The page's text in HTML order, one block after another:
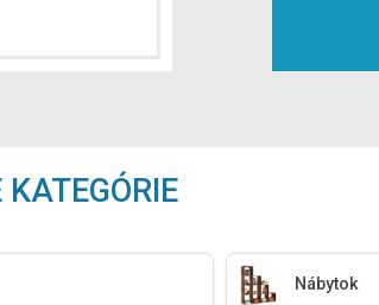
Nábytok